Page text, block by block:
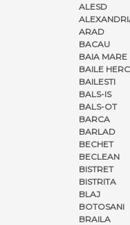
ALESD
ARAD
BACAU
BAIA MARE
BAILE
BAILESTI
BALS-IS
BALS-OT
BARCA
BARLAD
BECHET
BECLEAN
BISTRET
BISTRITA
BLAJ
BOTOSANI
BRAILA